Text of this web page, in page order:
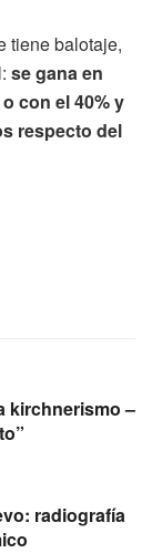
tiene balotaje,
se gana en
con el 40% y
respecto del
kirchnerismo –
radiografía